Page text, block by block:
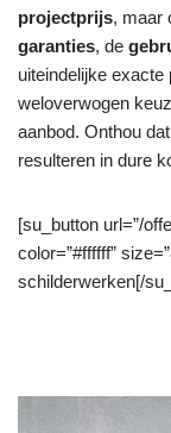
projectprijs, maar
garanties, de
uiteindelijke
weloverwogen
aanbod. Onthou
resulteren in dure
[su_button url=”/
color=”#ffffff”
schilderwerken[/